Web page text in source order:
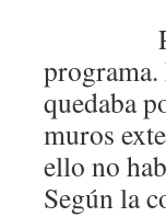
Para
quedaba
muros
ello no
Según la